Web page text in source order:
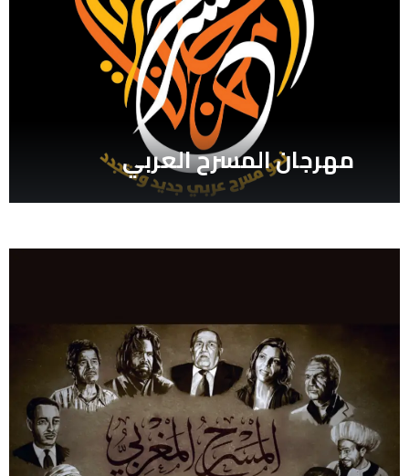
معرض الكويت الدولي للكتاب ال 48/
بشرى عمور
مهرجان المسرح العربي
مهرجان المسرح العربي